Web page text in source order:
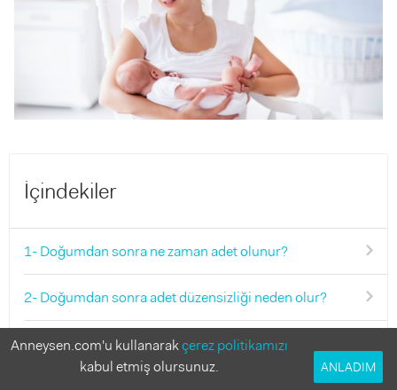
İçindekiler
1- Doğumdan sonra ne zaman adet olunur?
2- Doğumdan sonra adet düzensizliği neden olur?
3- Doğumdan sonra ilk adet kaç gün sürer?
Anneysen.com'u kullanarakçerez politikamızı
kabul etmiş olursunuz.
ANLADIM